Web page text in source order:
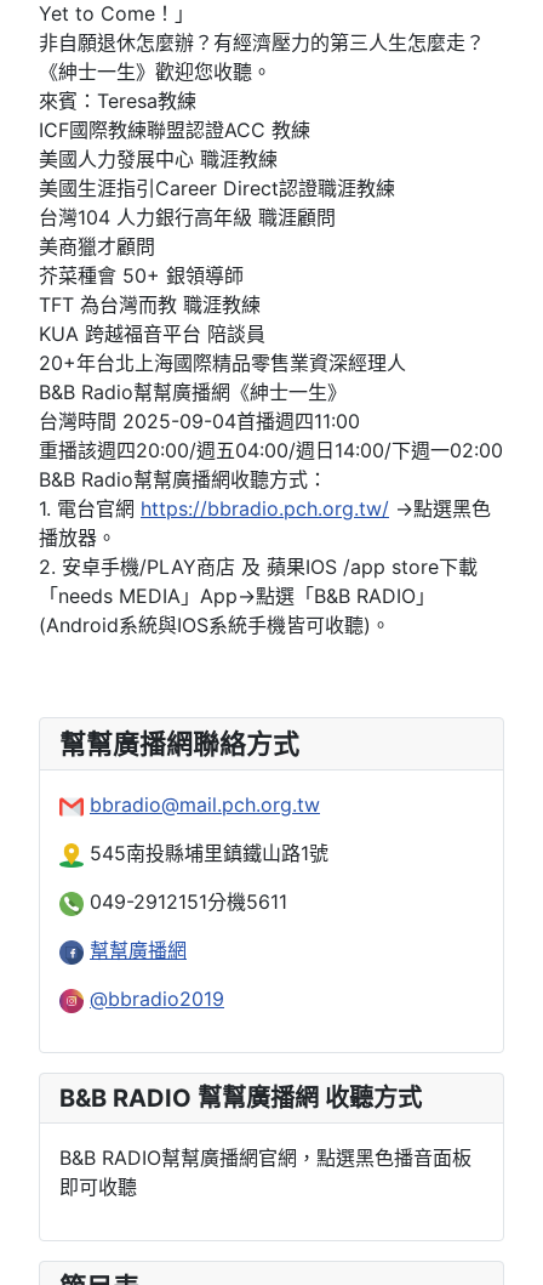
Yet to Come！」
非自願退休怎麼辦？有經濟壓力的第三人生怎麼走？
《紳士一生》歡迎您收聽。
來賓：Teresa教練
ICF國際教練聯盟認證ACC 教練
美國人力發展中心 職涯教練
美國生涯指引Career Direct認證職涯教練
台灣104 人力銀行高年級 職涯顧問
美商獵才顧問
芥菜種會 50+ 銀領導師
TFT 為台灣而教 職涯教練
KUA 跨越福音平台 陪談員
20+年台北上海國際精品零售業資深經理人
B&B Radio幫幫廣播網《紳士一生》
台灣時間 2025-09-04首播週四11:00
重播該週四20:00/週五04:00/週日14:00/下週一02:00
B&B Radio幫幫廣播網收聽方式：
1. 電台官網 https://bbradio.pch.org.tw/ →點選黑色
播放器。
2. 安卓手機/PLAY商店 及 蘋果IOS /app store下載
「needs MEDIA」App→點選「B&B RADIO」
(Android系統與IOS系統手機皆可收聽)。
幫幫廣播網聯絡方式
bbradio@mail.pch.org.tw
545南投縣埔里鎮鐵山路1號
049-2912151分機5611
幫幫廣播網
@bbradio2019
B&B RADIO 幫幫廣播網 收聽方式
B&B RADIO幫幫廣播網官網，點選黑色播音面板
即可收聽